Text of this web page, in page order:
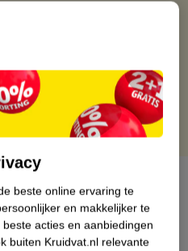
kaart
beste online ervaring te
en makkelijker te
acties en aanbiedingen
buiten Kruidvat.nl relevante